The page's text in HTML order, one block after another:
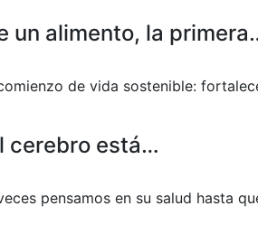
un alimento, la
de vida sostenible:
cerebro está…
pensamos en su salud hasta